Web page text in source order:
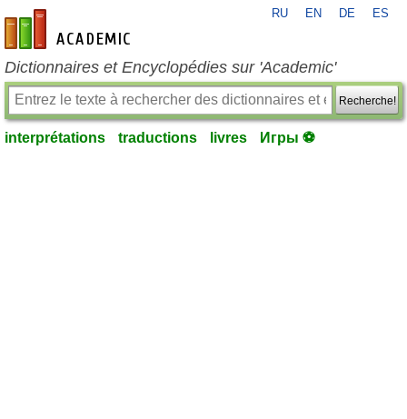
fr-academic.com
RU EN DE ES
Dictionnaires et Encyclopédies sur 'Academic'
Recherche!
interprétations traductions livres Игры ⚽